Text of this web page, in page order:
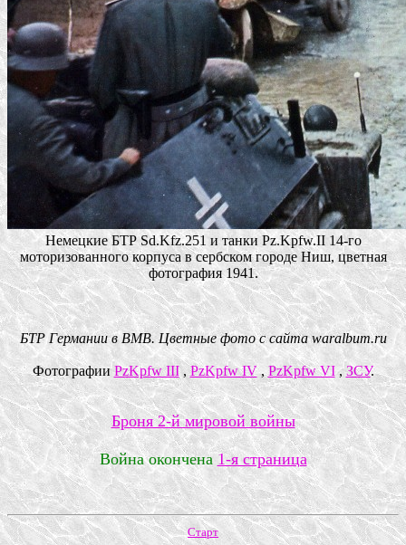
Немецкие БТР Sd.Kfz.251 и танки Pz.Kpfw.II 14-го
моторизованного корпуса в сербском городе Ниш, цветная
фотография 1941.
БТР Германии в ВМВ. Цветные фото с сайта waralbum.ru
ФотографииPzKpfw III,PzKpfw IV, PzKpfw VI,ЗСУ.
Броня 2-й мировой войны
Война окончена1-я страница
Старт